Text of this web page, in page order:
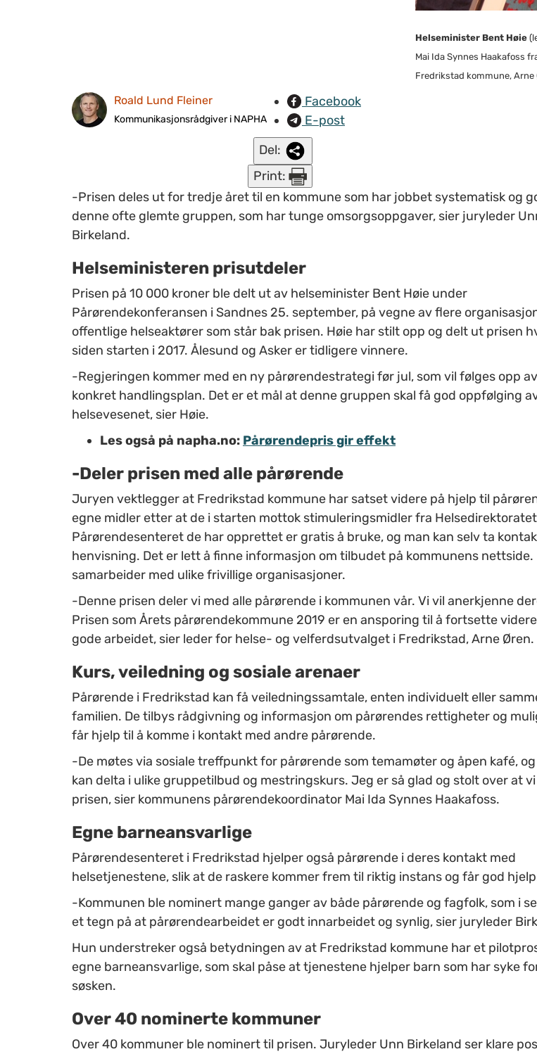
Helseminister Bent Høie
Mai Ida Synnes Haakafoss
Fredrikstad kommune, Arne
Roald Lund Fleiner
Kommunikasjonsrådgiver i NAPHA
Facebook
E-post
Del:
Print:
-Prisen deles ut for tredje året til en kommune som har jobbet systematisk og
denne ofte glemte gruppen, som har tunge omsorgsoppgaver, sier juryleder
Birkeland.
Helseministeren prisutdeler
Prisen på 10 000 kroner ble delt ut av helseminister Bent Høie under
Pårørendekonferansen i Sandnes 25. september, på vegne av flere
offentlige helseaktører som står bak prisen. Høie har stilt opp og delt ut prisen
siden starten i 2017. Ålesund og Asker er tidligere vinnere.
-Regjeringen kommer med en ny pårørendestrategi før jul, som vil følges opp
konkret handlingsplan. Det er et mål at denne gruppen skal få god oppfølging
helsevesenet, sier Høie.
Les også på napha.no: Pårørendepris gir effekt
-Deler prisen med alle pårørende
Juryen vektlegger at Fredrikstad kommune har satset videre på hjelp til
egne midler etter at de i starten mottok stimuleringsmidler fra
Pårørendesenteret de har opprettet er gratis å bruke, og man kan selv ta
henvisning. Det er lett å finne informasjon om tilbudet på kommunens nettside.
samarbeider med ulike frivillige organisasjoner.
-Denne prisen deler vi med alle pårørende i kommunen vår. Vi vil anerkjenne
Prisen som Årets pårørendekommune 2019 er en ansporing til å fortsette
gode arbeidet, sier leder for helse- og velferdsutvalget i Fredrikstad, Arne Øren.
Kurs, veiledning og sosiale arenaer
Pårørende i Fredrikstad kan få veiledningssamtale, enten individuelt eller
familien. De tilbys rådgivning og informasjon om pårørendes rettigheter og
får hjelp til å komme i kontakt med andre pårørende.
-De møtes via sosiale treffpunkt for pårørende som temamøter og åpen kafé,
kan delta i ulike gruppetilbud og mestringskurs. Jeg er så glad og stolt over at
prisen, sier kommunens pårørendekoordinator Mai Ida Synnes Haakafoss.
Egne barneansvarlige
Pårørendesenteret i Fredrikstad hjelper også pårørende i deres kontakt med
helsetjenestene, slik at de raskere kommer frem til riktig instans og får god
-Kommunen ble nominert mange ganger av både pårørende og fagfolk, som i
et tegn på at pårørendearbeidet er godt innarbeidet og synlig, sier juryleder
Hun understreker også betydningen av at Fredrikstad kommune har et
egne barneansvarlige, som skal påse at tjenestene hjelper barn som har syke
søsken.
Over 40 nominerte kommuner
Over 40 kommuner ble nominert til prisen. Juryleder Unn Birkeland ser klare